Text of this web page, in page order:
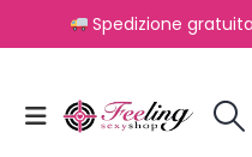
Spedizione